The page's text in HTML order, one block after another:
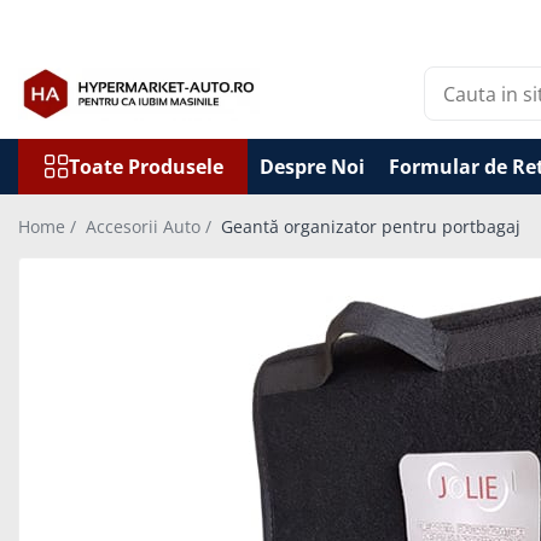
Toate Produsele
Accesorii auto obligatorii
Accesorii Iarna
Exterior Auto
Toate Produsele Despre Noi Formular de
Home / Accesorii Auto / Geantă organizator pentru portbagaj